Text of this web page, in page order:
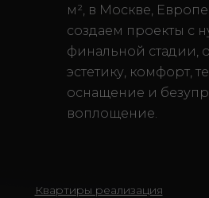
м², в Москве,
создаем проекты с
финальной стадии,
эстетику, комфорт,
оснащение и
воплощение.
Квартиры реализация